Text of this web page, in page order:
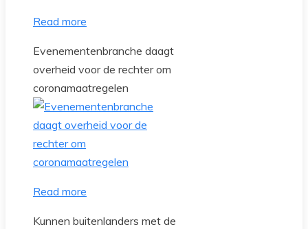
Read more
Evenementenbranche daagt
overheid voor de rechter om
coronamaatregelen
Read more
Kunnen buitenlanders met de